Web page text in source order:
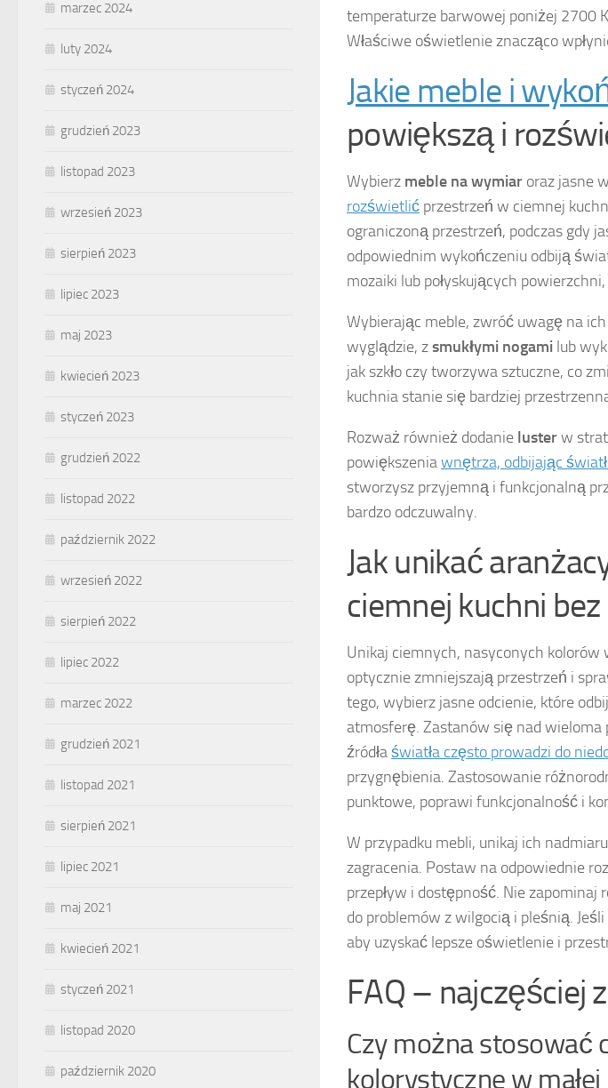
temperaturze barwowej poniżej 2700
Właściwe oświetlenie znacząco
Jakie meble i
powiększą i
Wybierz meble na wymiar oraz jasne
rozświetlić przestrzeń w ciemnej
ograniczoną przestrzeń, podczas gdy
odpowiednim wykończeniu odbiją
mozaiki lub połyskujących
Wybierając meble, zwróć uwagę na
wyglądzie, zsmukłymi nogami lub
jak szkło czy tworzywa sztuczne, co
kuchnia stanie się bardziej
Rozważ również dodanie lusterw
powiększeniawnętrza, odbijając
stworzysz przyjemną i funkcjonalną
bardzo odczuwalny.
Jak unikać
ciemnej kuchni
Unikaj ciemnych, nasyconych kolorów
optycznie zmniejszają przestrzeń i
tego, wybierz jasne odcienie, które
atmosferę. Zastanów się nad
źródłaświatła często prowadzi do
przygnębienia. Zastosowanie
punktowe, poprawi funkcjonalność i
W przypadku mebli, unikaj ich
zagracenia. Postaw na odpowiednie
przepływ i dostępność. Nie
do problemów z wilgocią i pleśnią.
aby uzyskać lepsze oświetlenie i
FAQ – najczęściej
Czy można stosować
kolorystyczne w
marzec 2024
luty 2024
styczeń 2024
grudzień 2023
listopad 2023
wrzesień 2023
sierpień 2023
lipiec 2023
maj 2023
kwiecień 2023
styczeń 2023
grudzień 2022
listopad 2022
październik 2022
wrzesień 2022
sierpień 2022
lipiec 2022
marzec 2022
grudzień 2021
listopad 2021
sierpień 2021
lipiec 2021
maj 2021
kwiecień 2021
styczeń 2021
listopad 2020
październik 2020